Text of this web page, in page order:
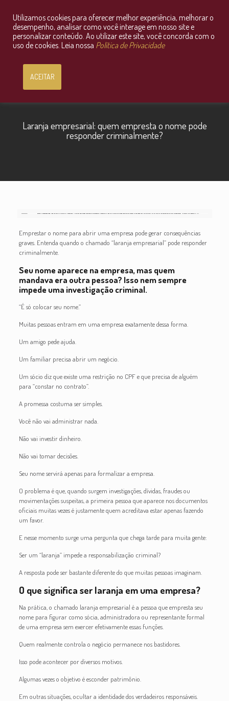
Consultoria Jurídica OnLine
Laranja empresarial: quem empresta o nome pode
responder criminalmente?
Emprestar o nome para abrir uma empresa pode gerar consequências
graves. Entenda quando o chamado “laranja empresarial” pode responder
criminalmente.
Seu nome aparece na empresa, mas quem
mandava era outra pessoa? Isso nem sempre
impede uma investigação criminal.
“É só colocar seu nome.”
Muitas pessoas entram em uma empresa exatamente dessa forma.
Um amigo pede ajuda.
Um familiar precisa abrir um negócio.
Um sócio diz que existe uma restrição no CPF e que precisa de alguém
para “constar no contrato”.
A promessa costuma ser simples.
Você não vai administrar nada.
Não vai investir dinheiro.
Não vai tomar decisões.
Seu nome servirá apenas para formalizar a empresa.
O problema é que, quando surgem investigações, dívidas, fraudes ou
movimentações suspeitas, a primeira pessoa que aparece nos documentos
oficiais muitas vezes é justamente quem acreditava estar apenas fazendo
um favor.
E nesse momento surge uma pergunta que chega tarde para muita gente:
Ser um “laranja” impede a responsabilização criminal?
A resposta pode ser bastante diferente do que muitas pessoas imaginam.
O que significa ser laranja em uma empresa?
Na prática, o chamado laranja empresarial é a pessoa que empresta seu
nome para figurar como sócia, administradora ou representante formal
de uma empresa sem exercer efetivamente essas funções.
Quem realmente controla o negócio permanece nos bastidores.
Isso pode acontecer por diversos motivos.
Algumas vezes o objetivo é esconder patrimônio.
Em outras situações, ocultar a identidade dos verdadeiros responsáveis.
Utilizamos cookies para oferecer melhor experiência, melhorar o
desempenho, analisar como você interage em nosso site e
personalizar conteúdo. Ao utilizar este site, você concorda com o
uso de cookies. Leia nossa Política de Privacidade
ACEITAR